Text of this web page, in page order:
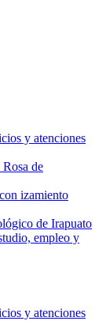
y atenciones
de
izamiento
de Irapuato
empleo y
y atenciones